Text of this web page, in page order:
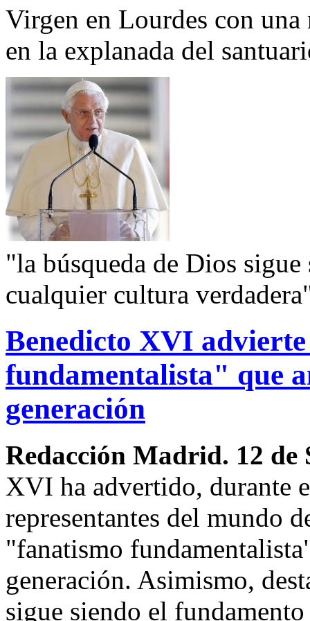
Virgen en Lourdes con una
en la explanada del
"la búsqueda de Dios
cualquier cultura
Benedicto XVI
fundamentalista" que
generación
Redacción Madrid. 12 de
XVI ha advertido, durante
representantes del mundo
"fanatismo
generación. Asimismo,
sigue siendo el